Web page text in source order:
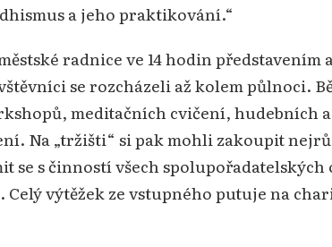
a jeho praktikování.“
radnice ve 14 hodin
se rozcházeli až kolem půlnoci.
meditačních cvičení,
Na „tržišti“ si pak mohli zakoupit
se s činností všech
Celý výtěžek ze vstupného putuje na